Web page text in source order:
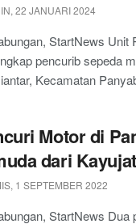
22 JANUARI 2024
StartNews
pencurib sepeda
Kecamatan
Motor di
dari
1 SEPTEMBER 2022
StartNews Dua